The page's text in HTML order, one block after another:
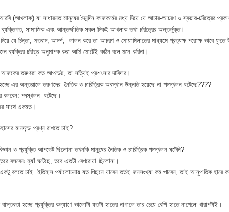
আরবি (আখলাক) যা সাধারনত মানুষের দৈনন্দিন কাজকর্মের মধ্য দিয়ে যে আচার-আচরণ ও স্বভাব-চরিত্রের
ব্যক্তিগত, সামাজিক এবং আন্তর্জাতিক সকল দিকই আখলাক তথা চরিত্রের অন্তর্ভুক্ত।
যে চিন্তা, মতবাদ, আদর্শ, লালন করে তা আচরণ ও মোয়ামিলাতের মাধ্যমে প্রত্যক্ষ পরোক্ষ ভাবে ফুতে
ব্যক্তির চরিত্র অনুমাপক করা আমি মোটেই কঠিন বলে মনে করিনা।
আজকের তরুণরা কত আপডেট, তা সত্যিই প্রশংসার দাবিদার।
এর অন্তরালে তরুণদের নৈতিক ও চারিত্রিক অবস্থান উন্নতি হয়েছে না পদস্খলন ঘটেছে????
বলবেন: পদস্খলন ঘটেছে।
সাথে একমত।
মানদন্ডে প্রশ্ন রাখতে চাই?
ও প্রযুক্তি আপডেট ছিলোনা তখনকি মানুষের নৈতিক ও চারিত্রিক পদস্খলন ঘটেনি?
বলবেনঃ হ্যাঁ ঘটেছে, তবে এতটা বেপরোয়া ছিলোনা।
বলতে চাই: ইতিহাস পর্যালোচনায় যত পিছনে যাবেন ততই জনসংখ্যা কম পাবেন, তাই আনুপাতিক হারে
হচ্ছে প্রযুক্তির কল্যাণে ভালোটা যতটা হাতের নাগালে তার চেয়ে বেশি হাতে নাগেলে খারাপটাই।